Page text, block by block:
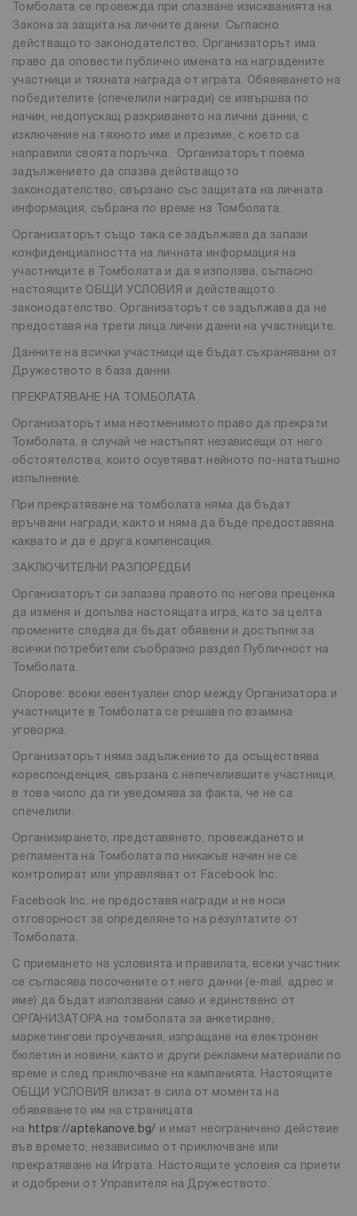
Томболата се провежда при спазване изискванията на
Закона за защита на личните данни. Съгласно
действащото законодателство, Организаторът има
право да оповести публично имената на наградените
участници и тяхната награда от играта. Обявяването на
победителите (спечелили награди) се извършва по
начин, недопускащ разкриването на лични данни, с
изключение на тяхното име и презиме, с което са
направили своята поръчка. Организаторът поема
задължението да спазва действащото
законодателство, свързано със защитата на личната
информация, събрана по време на Томболата.
Организаторът също така се задължава да запази
конфиденциалността на личната информация на
участниците в Томболата и да я използва, съгласно
настоящите ОБЩИ УСЛОВИЯ и действащото
законодателство. Организаторът се задължава да не
предоставя на трети лица лични данни на участниците.
Данните на всички участници ще бъдат съхранявани от
Дружеството в база данни.
ПРЕКРАТЯВАНЕ НА ТОМБОЛАТА
Организаторът има неотменимото право да прекрати
Томболата, в случай че настъпят независещи от него
обстоятелства, които осуетяват нейното по-нататъшно
изпълнение.
При прекратяване на томболата няма да бъдат
връчвани награди, както и няма да бъде предоставяна
каквато и да е друга компенсация.
ЗАКЛЮЧИТЕЛНИ РАЗПОРЕДБИ
Организаторът си запазва правото по негова преценка
да изменя и допълва настоящата игра, като за целта
промените следва да бъдат обявени и достъпни за
всички потребители съобразно раздел Публичност на
Томболата.
Спорове: всеки евентуален спор между Организатора и
участниците в Томболата се решава по взаимна
уговорка.
Организаторът няма задължението да осъществява
кореспонденция, свързана с непечелившите участници,
в това число да ги уведомява за факта, че не са
спечелили.
Организирането, представянето, провеждането и
регламента на Томболата по никакъв начин не се
контролират или управляват от Facebook Inc.
Facebook Inc. не предоставя награди и не носи
отговорност за определянето на резултатите от
Томболата.
С приемането на условията и правилата, всеки участник
се съгласява посочените от него данни (e-mail, адрес и
име) да бъдат използвани само и единствено от
ОРГАНИЗАТОРА на томболата за анкетиране,
маркетингови проучвания, изпращане на електронен
бюлетин и новини, както и други рекламни материали по
време и след приключване на кампанията. Настоящите
ОБЩИ УСЛОВИЯ влизат в сила от момента на
обявяването им на страницата
на https://aptekanove.bg/
и имат неограничено действие
във времето, независимо от приключване или
прекратяване на Играта. Настоящите условия са приети
и одобрени от Управителя на Дружеството.